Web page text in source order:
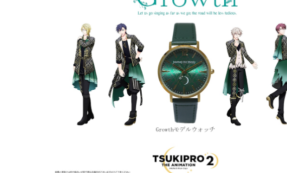
プロアニ2 腕時計 〜Growth モデル 〜 (価格15,000円＋税)
¥16,500
SOLD OUT